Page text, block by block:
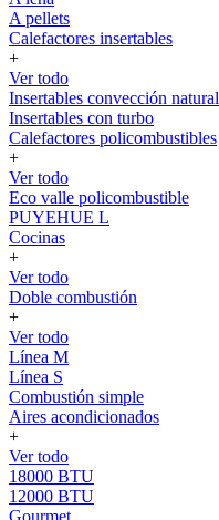
A pellets
Calefactores insertables
+
Ver todo
Insertables convección natural
Insertables con turbo
Calefactores policombustibles
+
Ver todo
Eco valle policombustible
PUYEHUE L
Cocinas
+
Ver todo
Doble combustión
+
Ver todo
Línea M
Línea S
Combustión simple
Aires acondicionados
+
Ver todo
18000 BTU
12000 BTU
Gourmet